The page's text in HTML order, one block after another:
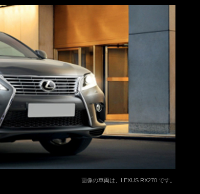
画像の車両は、LEXUS RX270 です。